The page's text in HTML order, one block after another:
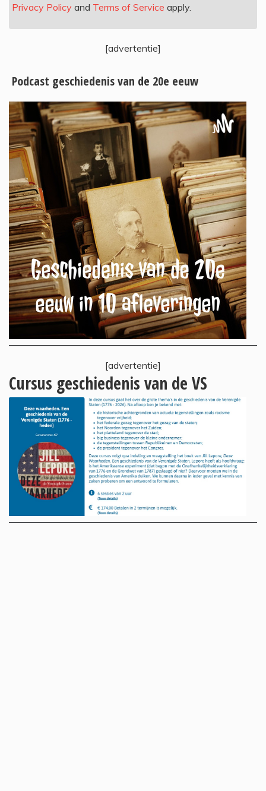
Privacy Policy and Terms of Service apply.
[advertentie]
Podcast geschiedenis van de 20e eeuw
[advertentie]
Cursus geschiedenis van de VS